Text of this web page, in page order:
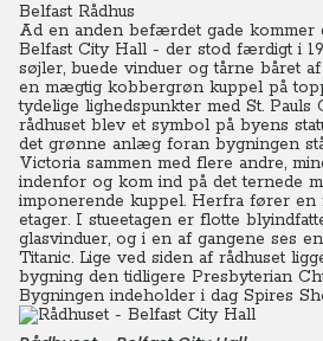
Belfast Rådhus
Ad en anden befærdet gade kommer
Belfast City Hall - der stod færdigt i
søjler, buede vinduer og tårne båret
en mægtig kobbergrøn kuppel på
tydelige lighedspunkter med St. Pauls
rådhuset blev et symbol på byens
det grønne anlæg foran bygningen
Victoria sammen med flere andre,
indenfor og kom ind på det ternede
imponerende kuppel. Herfra fører
etager. I stueetagen er flotte
glasvinduer, og i en af gangene ses
Titanic. Lige ved siden af rådhuset
bygning den tidligere Presbyterian
Bygningen indeholder i dag Spires